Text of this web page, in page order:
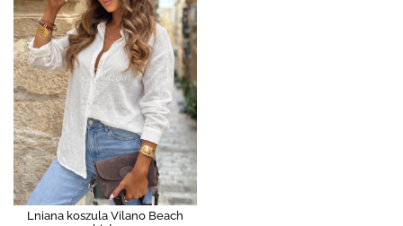
Lniana koszula Vilano Beach